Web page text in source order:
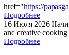
watches
+maserati
online
for
href="https://
Подробнее
16 Июля 2026
and creative
Подробнее